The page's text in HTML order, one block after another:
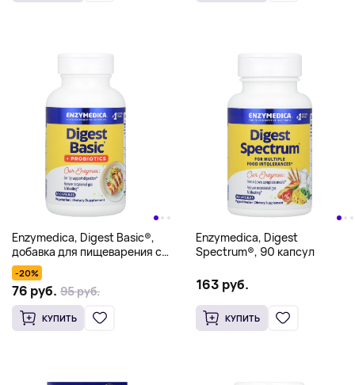
Enzymedica, Digest Basic®,
добавка для пищеварения с
пробиотиками, 90 капсул
-20%
76 руб. 95 руб.
КУПИТЬ
Enzymedica, Digest
Spectrum®, 90 капсул
163 руб.
КУПИТЬ